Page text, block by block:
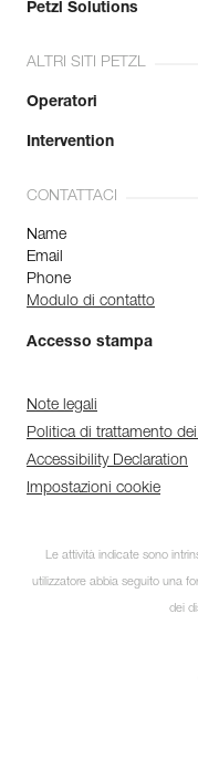
Petzl Solutions
ALTRI SITI PETZL
Operatori
Intervention
CONTATTACI
Name
Email
Phone
Modulo di contatto
Accesso stampa
Note legali
Politica di trattamento
Accessibility Declaration
Impostazioni cookie
Le attività indicate sono
utilizzatore abbia seguito una
dei